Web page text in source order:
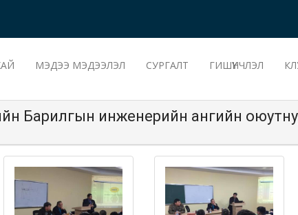
МЭДЭЭ МЭДЭЭЛЭЛ СУРГАЛТ ГИШҮҮНЧЛЭЛ
Барилгын инженерийн ангийн